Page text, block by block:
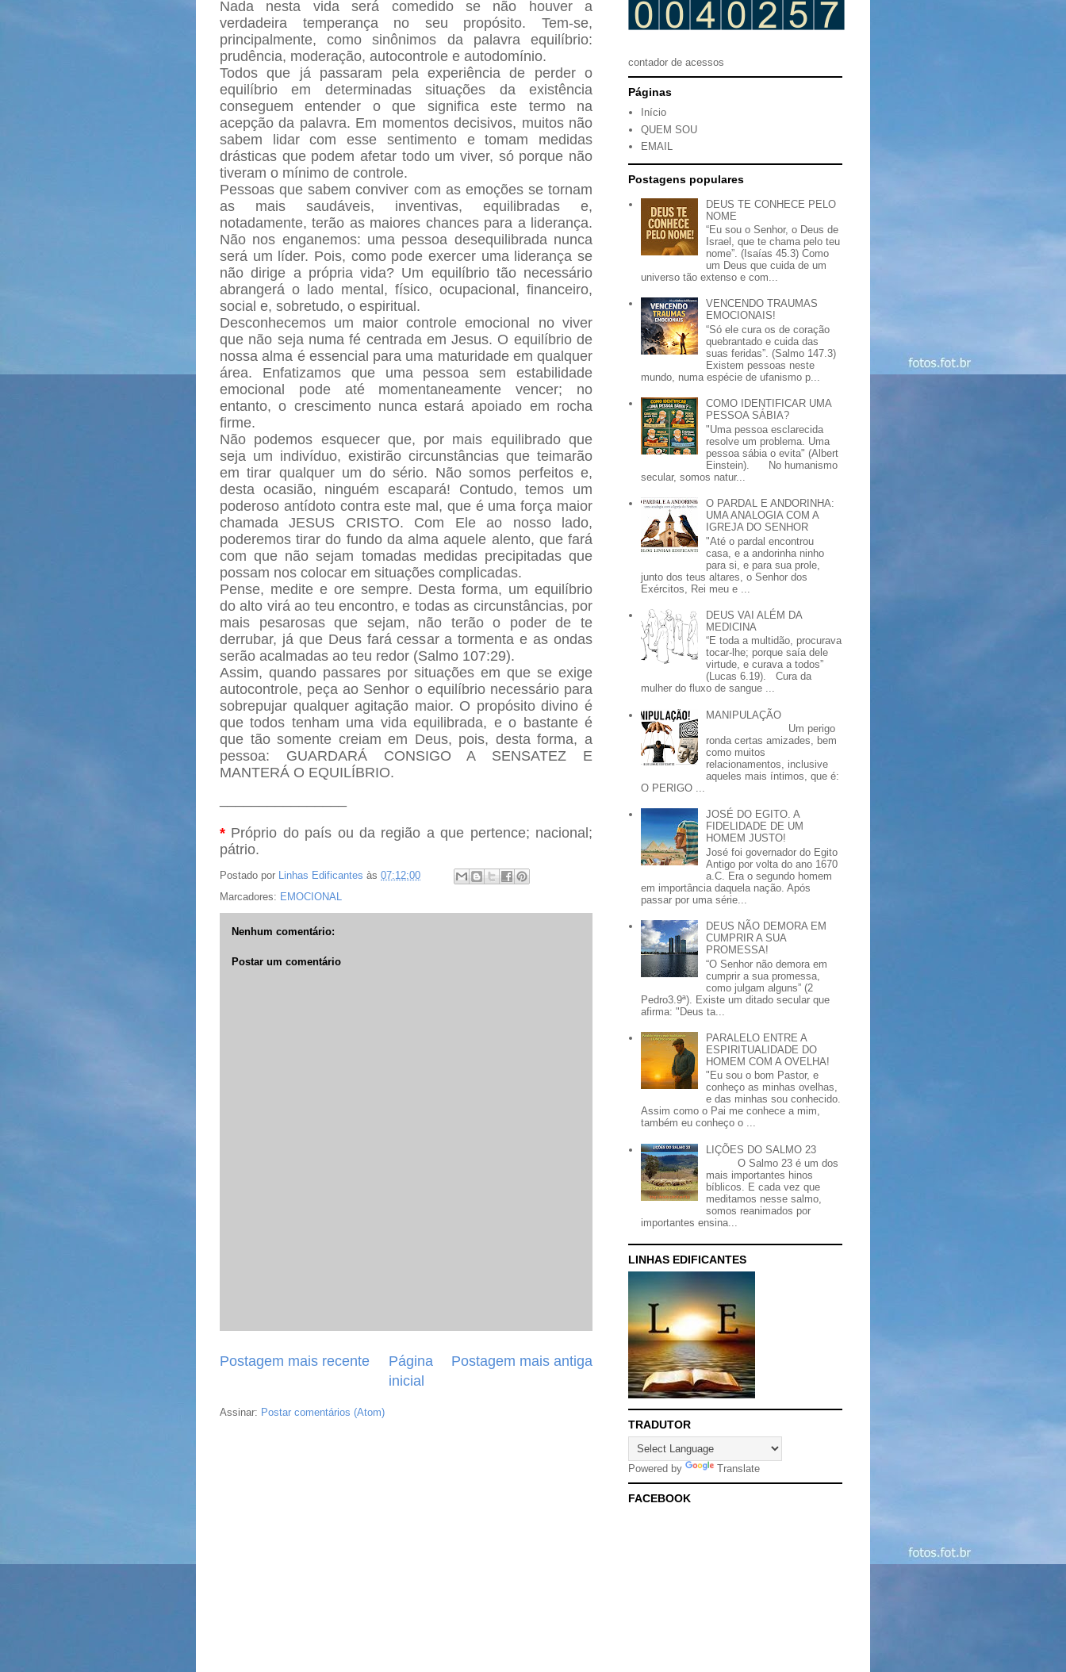
Nada nesta vida será comedido se não houver a
verdadeira temperança no seu propósito. Tem-se,
principalmente, como sinônimos da palavra equilíbrio:
prudência, moderação, autocontrole e autodomínio.
Todos que já passaram pela experiência de perder o
equilíbrio em determinadas situações da existência
conseguem entender o que significa este termo na
acepção da palavra. Em momentos decisivos, muitos não
sabem lidar com esse sentimento e tomam medidas
drásticas que podem afetar todo um viver, só porque não
tiveram o mínimo de controle.
Pessoas que sabem conviver com as emoções se tornam
as mais saudáveis, inventivas, equilibradas e,
notadamente, terão as maiores chances para a liderança.
Não nos enganemos: uma pessoa desequilibrada nunca
será um líder. Pois, como pode exercer uma liderança se
não dirige a própria vida? Um equilíbrio tão necessário
abrangerá o lado mental, físico, ocupacional, financeiro,
social e, sobretudo, o espiritual.
Desconhecemos um maior controle emocional no viver
que não seja numa fé centrada em Jesus. O equilíbrio de
nossa alma é essencial para uma maturidade em qualquer
área. Enfatizamos que uma pessoa sem estabilidade
emocional pode até momentaneamente vencer; no
entanto, o crescimento nunca estará apoiado em rocha
firme.
Não podemos esquecer que, por mais equilibrado que
seja um indivíduo, existirão circunstâncias que teimarão
em tirar qualquer um do sério. Não somos perfeitos e,
desta ocasião, ninguém escapará! Contudo, temos um
poderoso antídoto contra este mal, que é uma força maior
chamada JESUS CRISTO. Com Ele ao nosso lado,
poderemos tirar do fundo da alma aquele alento, que fará
com que não sejam tomadas medidas precipitadas que
possam nos colocar em situações complicadas.
Pense, medite e ore sempre. Desta forma, um equilíbrio
do alto virá ao teu encontro, e todas as circunstâncias, por
mais pesarosas que sejam, não terão o poder de te
derrubar, já que Deus fará cessar a tormenta e as ondas
serão acalmadas ao teu redor (Salmo 107:29).
Assim, quando passares por situações em que se exige
autocontrole, peça ao Senhor o equilíbrio necessário para
sobrepujar qualquer agitação maior. O propósito divino é
que todos tenham uma vida equilibrada, e o bastante é
que tão somente creiam em Deus, pois, desta forma, a
pessoa: GUARDARÁ CONSIGO A SENSATEZ E
MANTERÁ O EQUILÍBRIO.
* Próprio do país ou da região a que pertence; nacional;
pátrio.
Postado por Linhas Edificantes às 07:12:00
Marcadores: EMOCIONAL
Nenhum comentário:
Postar um comentário
Postagem mais recente Postagem mais antiga
Página
inicial
Assinar: Postar comentários (Atom)
contador de acessos
Páginas
Início
QUEM SOU
EMAIL
Postagens populares
DEUS TE CONHECE PELO
NOME
“Eu sou o Senhor, o Deus de
Israel, que te chama pelo teu
nome”. (Isaías 45.3) Como
um Deus que cuida de um
universo tão extenso e com...
VENCENDO TRAUMAS
EMOCIONAIS!
“Só ele cura os de coração
quebrantado e cuida das
suas feridas”. (Salmo 147.3)
Existem pessoas neste
mundo, numa espécie de ufanismo p...
COMO IDENTIFICAR UMA
PESSOA SÁBIA?
"Uma pessoa esclarecida
resolve um problema. Uma
pessoa sábia o evita" (Albert
Einstein). No humanismo
secular, somos natur...
O PARDAL E ANDORINHA:
UMA ANALOGIA COM A
IGREJA DO SENHOR
"Até o pardal encontrou
casa, e a andorinha ninho
para si, e para sua prole,
junto dos teus altares, o Senhor dos
Exércitos, Rei meu e ...
DEUS VAI ALÉM DA
MEDICINA
“E toda a multidão, procurava
tocar-lhe; porque saía dele
virtude, e curava a todos”
(Lucas 6.19). Cura da
mulher do fluxo de sangue ...
MANIPULAÇÃO
Um perigo
ronda certas amizades, bem
como muitos
relacionamentos, inclusive
aqueles mais íntimos, que é:
O PERIGO ...
JOSÉ DO EGITO. A
FIDELIDADE DE UM
HOMEM JUSTO!
José foi governador do Egito
Antigo por volta do ano 1670
a.C. Era o segundo homem
em importância daquela nação. Após
passar por uma série...
DEUS NÃO DEMORA EM
CUMPRIR A SUA
PROMESSA!
“O Senhor não demora em
cumprir a sua promessa,
como julgam alguns” (2
Pedro3.9ª). Existe um ditado secular que
afirma: "Deus ta...
PARALELO ENTRE A
ESPIRITUALIDADE DO
HOMEM COM A OVELHA!
"Eu sou o bom Pastor, e
conheço as minhas ovelhas,
e das minhas sou conhecido.
Assim como o Pai me conhece a mim,
também eu conheço o ...
LIÇÕES DO SALMO 23
O Salmo 23 é um dos
mais importantes hinos
bíblicos. E cada vez que
meditamos nesse salmo,
somos reanimados por
importantes ensina...
LINHAS EDIFICANTES
TRADUTOR
Powered by Translate
FACEBOOK